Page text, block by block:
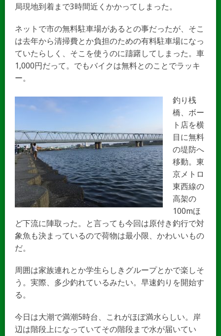
局現地到着まで3時間近くかかってしまった。
ネットで市の無料駐車場があるとの事だったが、そこ
は去年から清掃費とか負担のための有料駐車場になっ
ていたらしく、そこを使うのに躊躇してしまった。車
1,000円だって。でもバイクは無料とのことでラッキ
ー。
釣り桟
橋、ボー
ト店を横
目に無料
の堤防へ
移動。東
京メトロ
東西線の
高架の
100mほ
ど下流に陣取った。と言っても今回は原付き釣行で対
象魚も決まっているので荷物は最小限、かわいいもの
だ。
周囲は家族連れとか学生らしきグループとかで楽しそ
う。実際、多少釣れているみたい。早速釣りを開始す
る。
今日は大潮で満潮5時台、これがほぼ満水らしい。岸
辺は階段上になっていてその階段まで水が届いてい